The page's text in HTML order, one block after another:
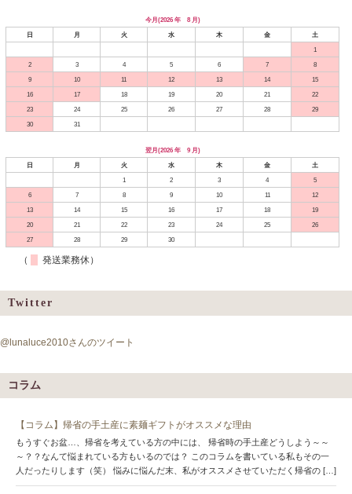
今月(2026 年 8 月)
日
月 火 水 木 金
土
1
2
3 4 5 6 7
8
9
10 11 12 13 14
15
16
17 18 19 20 21
22
23
24 25 26 27 28
29
30
31
翌月(2026 年 9 月)
日
月 火 水 木 金
土
1
2 3 4
5
6
7 8 9 10 11
12
13
14 15 16 17 18
19
20
21 22 23 24 25
26
27
28 29 30
（ 発送業務休）
Twitter
@lunaluce2010さんのツイート
コラム
【コラム】帰省の手土産に素麺ギフトがオススメな理由
もうすぐお盆…、帰省を考えている方の中には、 帰省時の手土産どうしよう～～
～？？なんて悩まれている方もいるのでは？ このコラムを書いている私もその一
人だったりします（笑） 悩みに悩んだ末、私がオススメさせていただく帰省の […]